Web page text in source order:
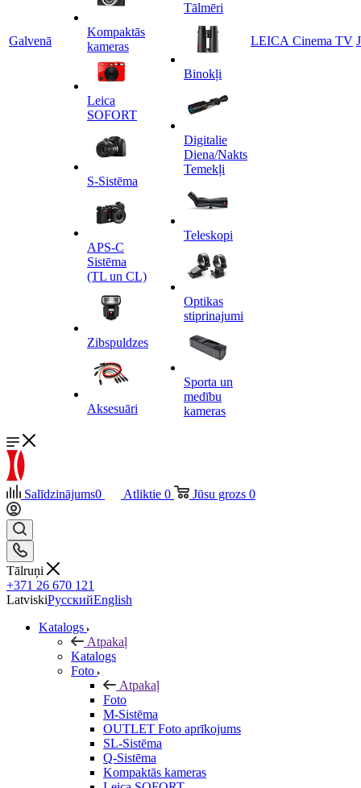
Galvenā
Kompaktās
kameras
Leica
SOFORT
S-Sistēma
APS-C
Sistēma
(TL un CL)
Zibspuldzes
Aksesuāri
Tālmēri
Binokļi
Digitalie
Diena/Nakts
Temekļi
Teleskopi
Optikas
stiprinajumi
Sporta un
medību
kameras
LEICA Cinema TV
Salīdzinājums0 Atliktie 0 Jūsu grozs 0
Tālruņi
+371 26 670 121
LatviskiРусскийEnglish
Katalogs
Atpakaļ
Katalogs
Foto
Atpakaļ
Foto
M-Sistēma
OUTLET Foto aprīkojums
SL-Sistēma
Q-Sistēma
Kompaktās kameras